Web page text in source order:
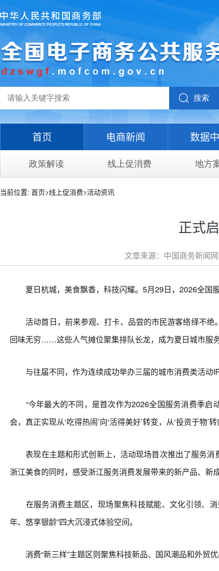
搜索
首页 电商新闻 数据
政策解读 线上促消费 地方
当前位置: 首页>线上促消费>活动资讯
正式
文章来源：中国商务新闻
夏日杭城，美食飘香，科技闪耀。5月29日，2026全国
活动首日，前来参观、打卡、品尝的市民游客络绎不绝
回味无穷……这些人气摊位聚集排队长龙，成为夏日城市服
与往届不同，作为连续成功举办三届的城市消费类活动
“今年最大的不同，是首次作为2026全国服务消费季启
会，真正实现从‘吃得热闹’向‘活得美好’转变，从‘投资于物
表现在主题和形式创新上，活动现场首次推出了服务消
浙江美食的同时，感受浙江服务消费发展带来的新产品、新
在服务消费主题区，现场聚焦科技赋能、文化引领、消
年、悠享银龄”四大沉浸式体验空间。
消费“新三样”主题区则聚焦科技新品、国风潮品和外贸